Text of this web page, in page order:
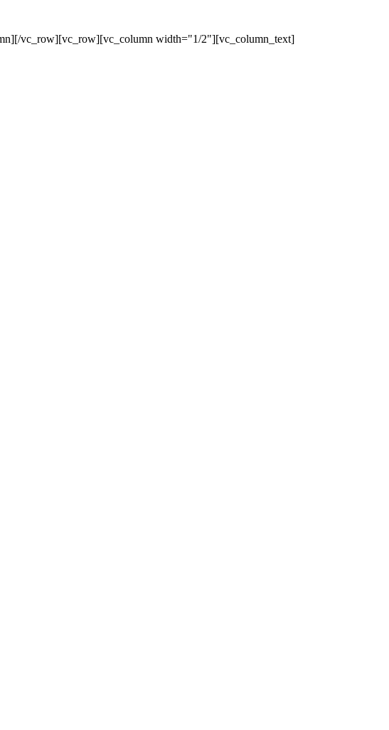
vc_row][vc_row][vc_column width="1/2"][vc_column_text]